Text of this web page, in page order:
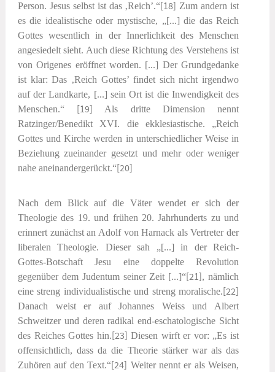
Person. Jesus selbst ist das ‚Reich’.“[18] Zum andern ist
es die idealistische oder mystische, „[...] die das Reich
Gottes wesentlich in der Innerlichkeit des Menschen
angesiedelt sieht. Auch diese Richtung des Verstehens ist
von Origenes eröffnet worden. [...] Der Grundgedanke
ist klar: Das ‚Reich Gottes’ findet sich nicht irgendwo
auf der Landkarte, [...] sein Ort ist die Inwendigkeit des
Menschen.“
[19]
Als dritte Dimension nennt
Ratzinger/Benedikt XVI. die ekklesiastische. „Reich
Gottes und Kirche werden in unterschiedlicher Weise in
Beziehung zueinander gesetzt und mehr oder weniger
nahe aneinandergerückt.“[20]
Nach dem Blick auf die Väter wendet er sich der
Theologie des 19. und frühen 20. Jahrhunderts zu und
erinnert zunächst an Adolf von Harnack als Vertreter der
liberalen Theologie. Dieser sah „[...] in der Reich-
Gottes-Botschaft Jesu eine doppelte Revolution
gegenüber dem Judentum seiner Zeit [...]“ [21] , nämlich
eine streng individualistische und streng moralische. [22]
Danach weist er auf Johannes Weiss und Albert
Schweitzer und deren radikal end-eschatologische Sicht
des Reiches Gottes hin. [23]
Diesen wirft er vor: „Es ist
offensichtlich, dass da die Theorie stärker war als das
Zuhören auf den Text.“ [24]
Weiter nennt er als Weisen,